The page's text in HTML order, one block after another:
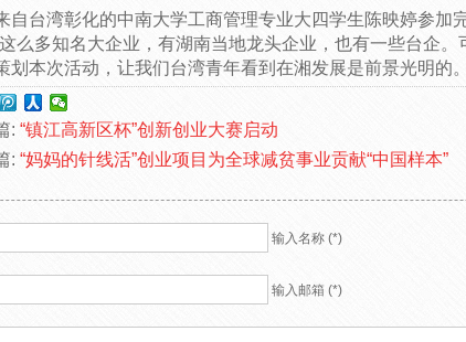
台湾彰化的中南大学工商管理专业大四学生陈映婷参加完
么多知名大企业，有湖南当地龙头企业，也有一些台企。
划本次活动，让我们台湾青年看到在湘发展是前景光明的
: “镇江高新区杯”创新创业大赛启动
: “妈妈的针线活”创业项目为全球减贫事业贡献“中国样本”
输入名称 (*)
输入邮箱 (*)